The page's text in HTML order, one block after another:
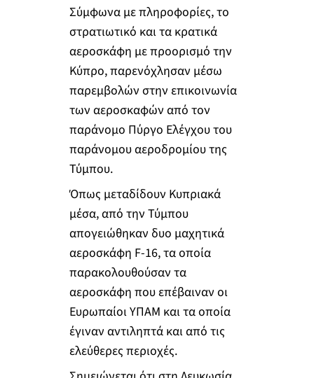
Σύμφωνα με πληροφορίες, το
στρατιωτικό και τα κρατικά
αεροσκάφη με προορισμό την
Κύπρο, παρενόχλησαν μέσω
παρεμβολών στην επικοινωνία
των αεροσκαφών από τον
παράνομο Πύργο Ελέγχου του
παράνομου αεροδρομίου της
Τύμπου.
Όπως μεταδίδουν Κυπριακά
μέσα, από την Τύμπου
απογειώθηκαν δυο μαχητικά
αεροσκάφη F-16, τα οποία
παρακολουθούσαν τα
αεροσκάφη που επέβαιναν οι
Ευρωπαίοι ΥΠΑΜ και τα οποία
έγιναν αντιληπτά και από τις
ελεύθερες περιοχές.